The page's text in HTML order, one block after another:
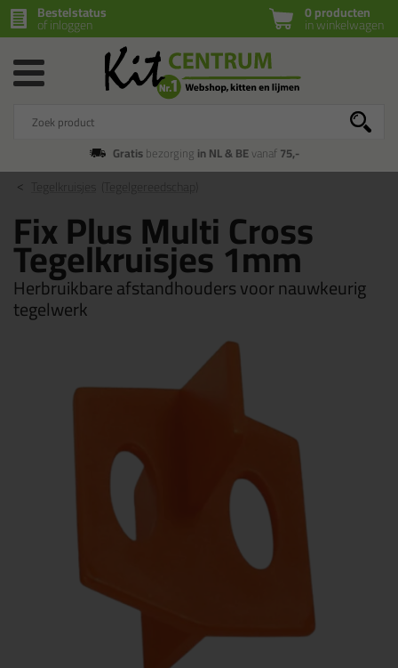
0 producten
in winkelwagen
Bestelstatus
of inloggen
Gratisbezorging in NL & BEvanaf75,-
Fix Plus Multi Cross
Tegelkruisjes 1mm
Herbruikbare afstandhouders voor nauwkeurig
tegelwerk